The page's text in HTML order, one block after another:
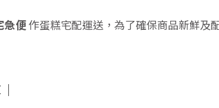
急便作蛋糕宅配運送，為了確保商品新鮮及